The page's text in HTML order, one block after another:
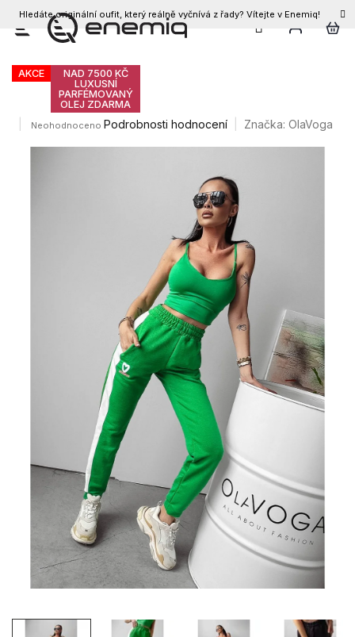
Přejít
Hledáte originální oufit, který reálně vyčnívá z řady? Vítejte v Enemiq!
CZK
Olavoga Betix tepláky
AKCE
NAD 7500 KČ
LUXUSNÍ
PARFÉMOVANÝ
OLEJ ZDARMA
Průměrné
Neohodnoceno Podrobnosti hodnocení Značka: OlaVoga